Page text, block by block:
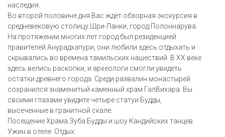
наследия.
Во второй половине дня Вас ждёт обзорная экскурсия в
средневековую столицу Шри-Ланки, город Полоннарува.
На протяжении многих лет город был резиденцией
правителей Анурадхапури, они любили здесь отдыхать и
скрывались во времена тамильских нашествий. В XX веке
здесь велись раскопки, и археологи смогли увидеть
остатки древнего города. Среди развалин монастырей
сохранился знаменитый каменный храм ГалВихара. Вы
своими глазами увидите четыре статуи Будды,
высеченные в гранитной скале.
Посещение Храма Зуба Будды и шоу Кандийских танцев.
Ужин в отеле. Отдых.